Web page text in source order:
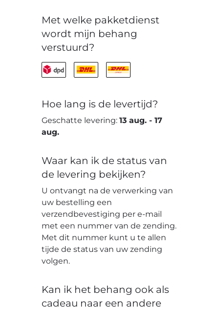
Met welke pakketdienst
wordt mijn behang
verstuurd?
Hoe lang is de levertijd?
Geschatte levering:13 aug. -17
aug.
Waar kan ik de status van
de levering bekijken?
U ontvangt na de verwerking van
uw bestelling een
verzendbevestiging per e-mail
met een nummer van de zending.
Met dit nummer kunt u te allen
tijde de status van uw zending
volgen.
Kan ik het behang ook als
cadeau naar een andere